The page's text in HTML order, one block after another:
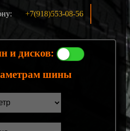
+7(918)553-08-56
и дисков:
шины